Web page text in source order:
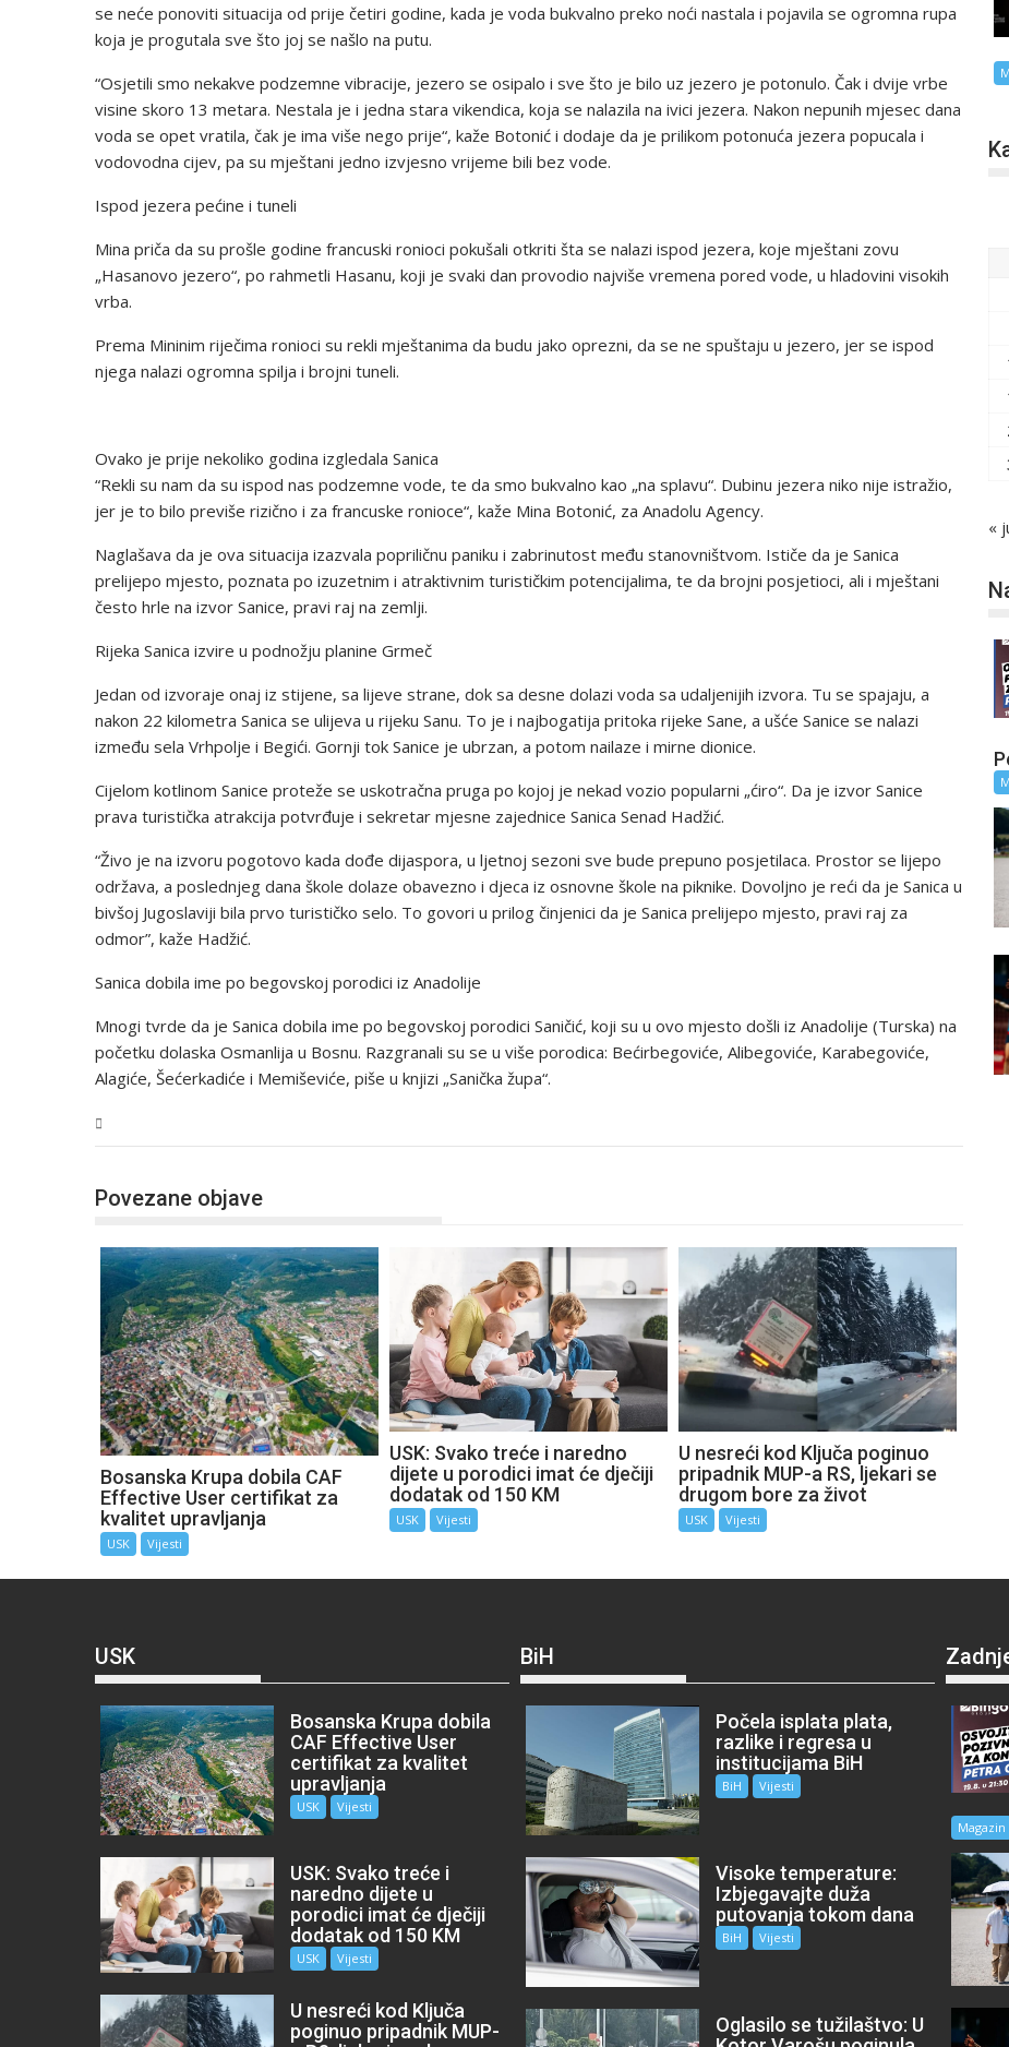
se neće ponoviti situacija od prije četiri godine, kada je voda bukvalno preko noći nastala i pojavila se ogromna rupa
koja je progutala sve što joj se našlo na putu.
“Osjetili smo nekakve podzemne vibracije, jezero se osipalo i sve što je bilo uz jezero je potonulo. Čak i dvije vrbe
visine skoro 13 metara. Nestala je i jedna stara vikendica, koja se nalazila na ivici jezera. Nakon nepunih mjesec dana
voda se opet vratila, čak je ima više nego prije“, kaže Botonić i dodaje da je prilikom potonuća jezera popucala i
vodovodna cijev, pa su mještani jedno izvjesno vrijeme bili bez vode.
Ispod jezera pećine i tuneli
Mina priča da su prošle godine francuski ronioci pokušali otkriti šta se nalazi ispod jezera, koje mještani zovu
„Hasanovo jezero“, po rahmetli Hasanu, koji je svaki dan provodio najviše vremena pored vode, u hladovini visokih
vrba.
Prema Mininim riječima ronioci su rekli mještanima da budu jako oprezni, da se ne spuštaju u jezero, jer se ispod
njega nalazi ogromna spilja i brojni tuneli.
Ovako je prije nekoliko godina izgledala Sanica
“Rekli su nam da su ispod nas podzemne vode, te da smo bukvalno kao „na splavu“. Dubinu jezera niko nije istražio,
jer je to bilo previše rizično i za francuske ronioce“, kaže Mina Botonić, za Anadolu Agency.
Naglašava da je ova situacija izazvala popriličnu paniku i zabrinutost među stanovništvom. Ističe da je Sanica
prelijepo mjesto, poznata po izuzetnim i atraktivnim turističkim potencijalima, te da brojni posjetioci, ali i mještani
često hrle na izvor Sanice, pravi raj na zemlji.
Rijeka Sanica izvire u podnožju planine Grmeč
Jedan od izvoraje onaj iz stijene, sa lijeve strane, dok sa desne dolazi voda sa udaljenijih izvora. Tu se spajaju, a
nakon 22 kilometra Sanica se ulijeva u rijeku Sanu. To je i najbogatija pritoka rijeke Sane, a ušće Sanice se nalazi
između sela Vrhpolje i Begići. Gornji tok Sanice je ubrzan, a potom nailaze i mirne dionice.
Cijelom kotlinom Sanice proteže se uskotračna pruga po kojoj je nekad vozio popularni „ćiro“. Da je izvor Sanice
prava turistička atrakcija potvrđuje i sekretar mjesne zajednice Sanica Senad Hadžić.
“Živo je na izvoru pogotovo kada dođe dijaspora, u ljetnoj sezoni sve bude prepuno posjetilaca. Prostor se lijepo
održava, a poslednjeg dana škole dolaze obavezno i djeca iz osnovne škole na piknike. Dovoljno je reći da je Sanica u
bivšoj Jugoslaviji bila prvo turističko selo. To govori u prilog činjenici da je Sanica prelijepo mjesto, pravi raj za
odmor”, kaže Hadžić.
Sanica dobila ime po begovskoj porodici iz Anadolije
Mnogi tvrde da je Sanica dobila ime po begovskoj porodici Saničić, koji su u ovo mjesto došli iz Anadolije (Turska) na
početku dolaska Osmanlija u Bosnu. Razgranali su se u više porodica: Bećirbegoviće, Alibegoviće, Karabegoviće,
Alagiće, Šećerkadiće i Memiševiće, piše u knjizi „Sanička župa“.
Povezane objave
Bosanska Krupa dobila CAF
Effective User certifikat za
kvalitet upravljanja
USK Vijesti
USK: Svako treće i naredno
dijete u porodici imat će dječiji
dodatak od 150 KM
USK Vijesti
U nesreći kod Ključa poginuo
pripadnik MUP-a RS, ljekari se
drugom bore za život
USK Vijesti
«
USK
Bosanska Krupa dobila
CAF Effective User
certifikat za kvalitet
upravljanja
USK Vijesti
USK: Svako treće i
naredno dijete u
porodici imat će dječiji
dodatak od 150 KM
USK Vijesti
U nesreći kod Ključa
poginuo pripadnik MUP-
BiH
Počela isplata plata,
razlike i regresa u
institucijama BiH
BiH Vijesti
Visoke temperature:
Izbjegavajte duža
putovanja tokom dana
BiH Vijesti
Oglasilo se tužilaštvo: U
Magazin